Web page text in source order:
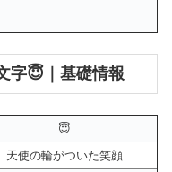
字😇｜基礎情報
😇
天使の輪がついた笑顔